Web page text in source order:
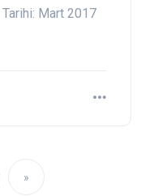
Tarihi: Mart 2017
»